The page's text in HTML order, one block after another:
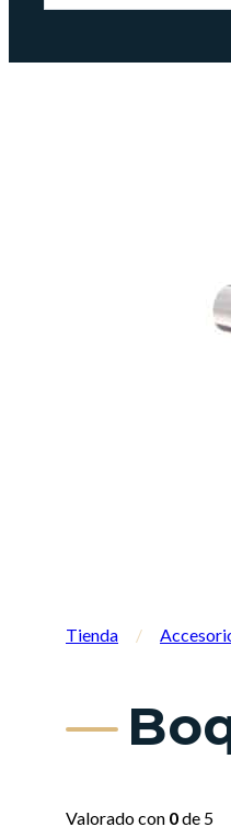
...
Tienda /
Valorado con 0de 5